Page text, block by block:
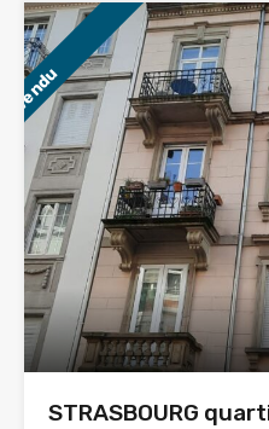
Vendu
STRASBOURG